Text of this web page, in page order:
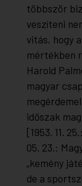
többször
veszíteni
vitás, hogy
mértékben
Harold
magyar
időszak
[1953. 11.
05. 23.:
„kemény
de a